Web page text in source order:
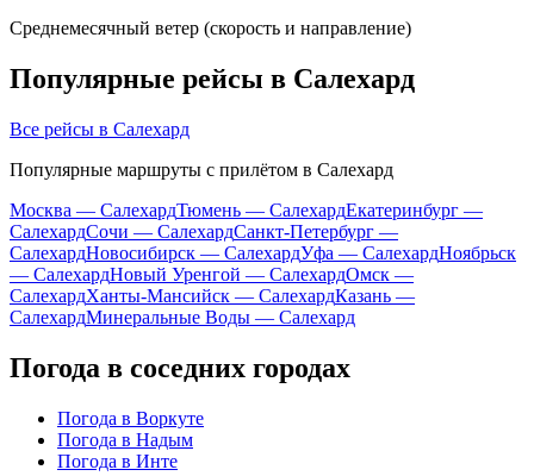
Среднемесячный ветер (скорость и направление)
Популярные рейсы в Салехард
Все рейсы в Салехард
Популярные маршруты с прилётом в Салехард
Москва — СалехардТюмень — СалехардЕкатеринбург —
СалехардСочи — СалехардСанкт-Петербург —
СалехардНовосибирск — СалехардУфа — СалехардНоябрьск
— СалехардНовый Уренгой — СалехардОмск —
СалехардХанты-Мансийск — СалехардКазань —
СалехардМинеральные Воды — Салехард
Погода в соседних городах
Погода в Воркуте
Погода в Надым
Погода в Инте